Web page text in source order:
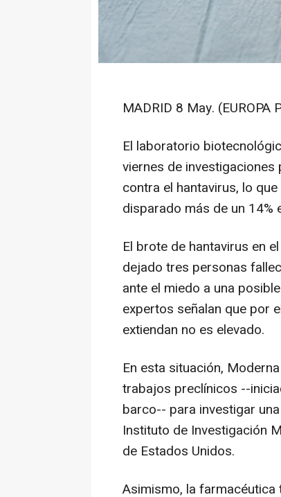
MADRID 8 May. (EUROPA
El laboratorio
viernes de
contra el hantavirus, lo
disparado más de un 14%
El brote de hantavirus en
dejado tres personas
ante el miedo a una
expertos señalan que por
extiendan no es elevado.
En esta situación,
trabajos preclínicos --
barco-- para investigar
Instituto de Investigación
de Estados Unidos.
Asimismo, la